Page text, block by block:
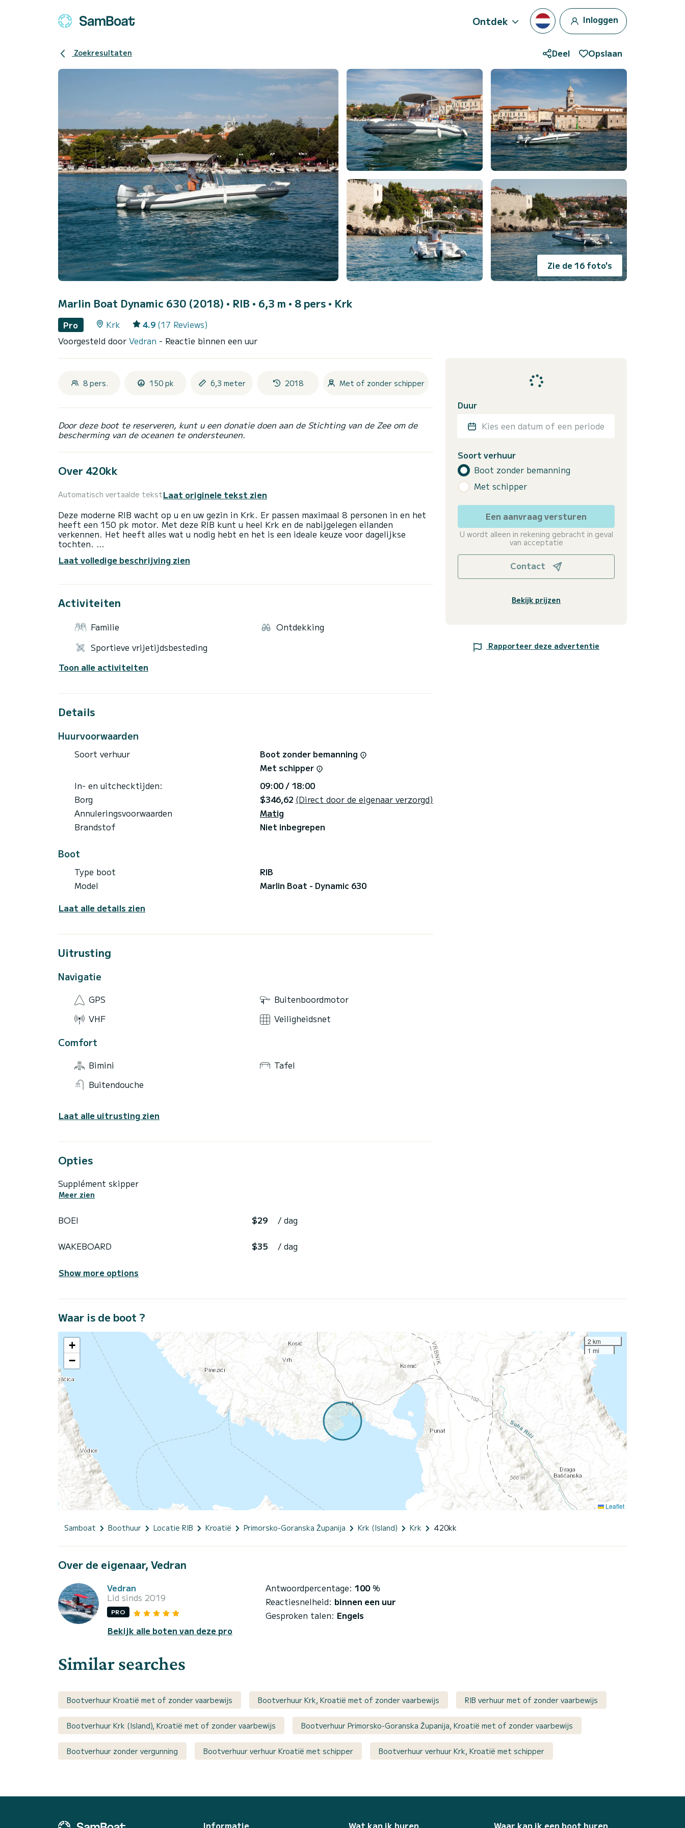
Ontdek Inloggen
Zoekresultaten Deel Opslaan
Zie de 16 foto's
Marlin Boat Dynamic 630 (2018) • RIB • 6,3 m • 8 pers • Krk
Pro Krk 4.9 (17 Reviews)
Voorgesteld door Vedran - Reactie binnen een uur
8 pers. 150 pk 6,3 meter 2018 Met of zonder schipper
Door deze boot te reserveren, kunt u een donatie doen aan de Stichting van de Zee om de
bescherming van de oceanen te ondersteunen.
Over 420kk
Automatisch vertaalde tekstLaat originele tekst zien
Deze moderne RIB wacht op u en uw gezin in Krk. Er passen maximaal 8 personen in en het
heeft een 150 pk motor. Met deze RIB kunt u heel Krk en de nabijgelegen eilanden
verkennen. Het heeft alles wat u nodig hebt en het is een ideale keuze voor dagelijkse
tochten.
om de nabijgelegen eilanden te verkennen. Er zijn veel prachtige stranden en rustieke
heerlijke zeevruchten, zelfgemaakte wijn, goede kaas etc.
Laat volledige beschrijving zien
Activiteiten
Familie
Ontdekking
Sportieve vrijetijdsbesteding
Toon alle activiteiten
Details
Huurvoorwaarden
Soort verhuur
Boot zonder bemanning
Met schipper
In- en uitchecktijden:
09:00 / 18:00
Borg
$346,62 (Direct door de eigenaar verzorgd)
Annuleringsvoorwaarden
Matig
Brandstof
Niet inbegrepen
Boot
Type boot
RIB
Model
Marlin Boat - Dynamic 630
Laat alle details zien
Uitrusting
Navigatie
GPS
Buitenboordmotor
VHF
Veiligheidsnet
Comfort
Bimini
Tafel
Buitendouche
Laat alle uitrusting zien
Opties
Supplément skipper
Meer zien
BOEI $29 / dag
WAKEBOARD $35 / dag
Show more options
Duur
Kies een datum of een periode
Soort verhuur
Boot zonder bemanning
Met schipper
Een aanvraag versturen
U wordt alleen in rekening gebracht in geval
van acceptatie
Contact
Bekijk prijzen
Rapporteer deze advertentie
Waar is de boot ?
+
−
2 km
1 mi
Leaflet
Samboat Boothuur Locatie RIB Kroatië Primorsko-Goranska Županija Krk (Island) Krk 420kk
Over de eigenaar, Vedran
Vedran
Lid sinds 2019
PRO
Bekijk alle boten van deze pro
Antwoordpercentage: 100%
Reactiesnelheid: binnen een uur
Gesproken talen: Engels
Similar searches
Bootverhuur Kroatië met of zonder vaarbewijs Bootverhuur Krk, Kroatië met of zonder vaarbewijs RIB verhuur met of zonder vaarbewijs
Bootverhuur Krk (Island), Kroatië met of zonder vaarbewijs Bootverhuur Primorsko-Goranska Županija, Kroatië met of zonder vaarbewijs
Bootverhuur zonder vergunning Bootverhuur verhuur Kroatië met schipper Bootverhuur verhuur Krk, Kroatië met schipper
Informatie Wat kan ik huren Waar kan ik een boot huren